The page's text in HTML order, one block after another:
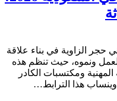
حجر الزاوية في بناء علاقة
ونموه، حيث تنظم هذه
ومكتسبات الكادر
هذا الترابط…